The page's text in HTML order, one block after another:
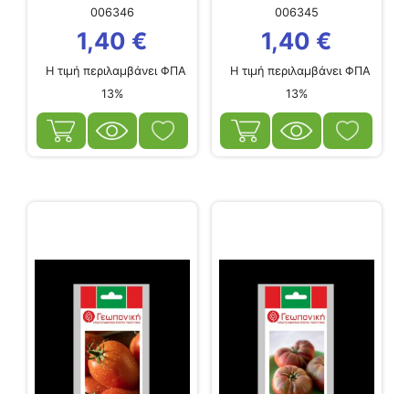
006346
1,40 €
Η τιμή περιλαμβάνει ΦΠΑ
13%
006345
1,40 €
Η τιμή περιλαμβάνει ΦΠΑ
13%